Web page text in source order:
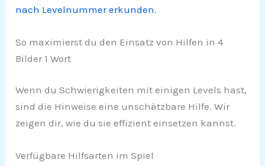
nach Levelnummer erkunden.
So maximierst du den Einsatz von Hilfen in 4
Bilder 1 Wort
Wenn du Schwierigkeiten mit einigen Levels hast,
sind die Hinweise eine unschätzbare Hilfe. Wir
zeigen dir, wie du sie effizient einsetzen kannst.
Verfügbare Hilfsarten im Spiel